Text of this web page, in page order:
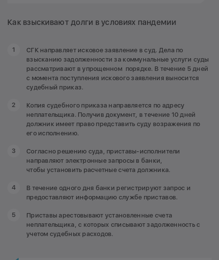
Как взыскивают долги в условиях пандемии
СГК направляет исковое заявление в суд. Дела по
взысканию задолженности за коммунальные услуги суды
рассматривают в упрощенном порядке. В течение 5 дней
с момента поступления искового заявления выносится
судебный приказ.
Копия судебного приказа направляется по адресу
неплательщика. Получив документ, в течение 10 дней
должник имеет право представить суду возражения по
его исполнению.
Согласно решению суда, приставы-исполнители
направляют электронные запросы в банки,
чтобы установить расчетные счета должника.
В течение одного дня банки регистрируют запрос и
предоставляют информацию службе приставов.
Приставы арестовывают установленные счета
неплательщика, с которых списывают задолженность с
учетом судебных расходов.